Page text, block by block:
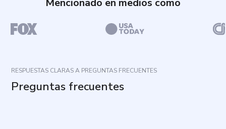
RESPUESTAS CLARAS A PREGUNTAS FRECUENTES
Preguntas frecuentes